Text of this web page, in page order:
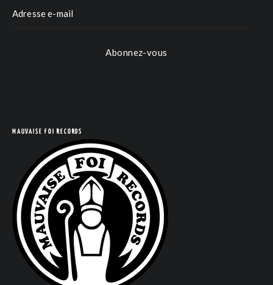
Abonnez-vous
MAUVAISE FOI RECORDS